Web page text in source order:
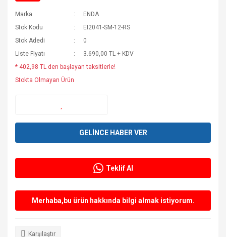
Marka
ENDA
Stok Kodu
EI2041-SM-12-RS
Stok Adedi
0
Liste Fiyatı
3.690,00 TL + KDV
* 402,98 TL den başlayan taksitlerle!
Stokta Olmayan Ürün
GELİNCE HABER VER
Teklif Al
Merhaba,bu ürün hakkında bilgi almak istiyorum.
Karşılaştır